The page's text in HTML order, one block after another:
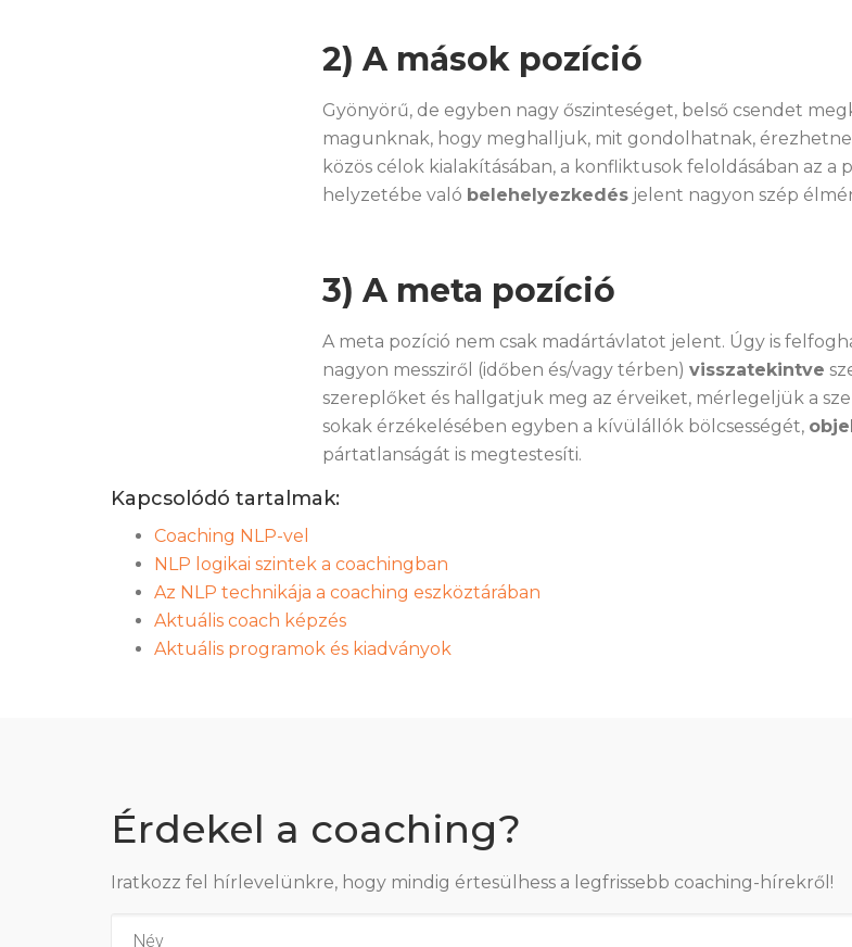
2) A mások pozíció
Gyönyörű, de egyben nagy őszinteséget, belső csendet
magunknak, hogy meghalljuk, mit gondolhatnak,
közös célok kialakításában, a konfliktusok feloldásában az a
helyzetébe való belehelyezkedés jelent nagyon szép
3) A meta pozíció
A meta pozíció nem csak madártávlatot jelent. Úgy is
nagyon messziről (időben és/vagy térben) visszatekintve
szereplőket és hallgatjuk meg az érveiket, mérlegeljük a
sokak érzékelésében egyben a kívülállók bölcsességét,
pártatlanságát is megtestesíti.
Kapcsolódó tartalmak:
Coaching NLP-vel
NLP logikai szintek a coachingban
Az NLP technikája a coaching eszköztárában
Aktuális coach képzés
Aktuális programok és kiadványok
Érdekel a coaching?
Iratkozz fel hírlevelünkre, hogy mindig értesülhess a legfrissebb coaching-hírekről!